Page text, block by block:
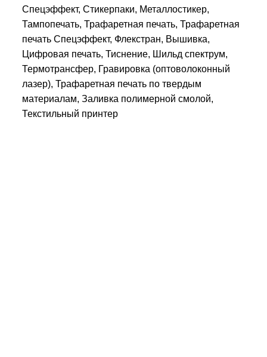
Спецэффект, Стикерпаки, Металлостикер,
Тампопечать, Трафаретная печать, Трафаретная
печать Спецэффект, Флекстран, Вышивка,
Цифровая печать, Тиснение, Шильд спектрум,
Термотрансфер, Гравировка (оптоволоконный
лазер), Трафаретная печать по твердым
материалам, Заливка полимерной смолой,
Текстильный принтер